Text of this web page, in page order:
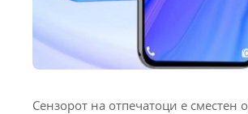
Сензорот на отпечатоци е сместен